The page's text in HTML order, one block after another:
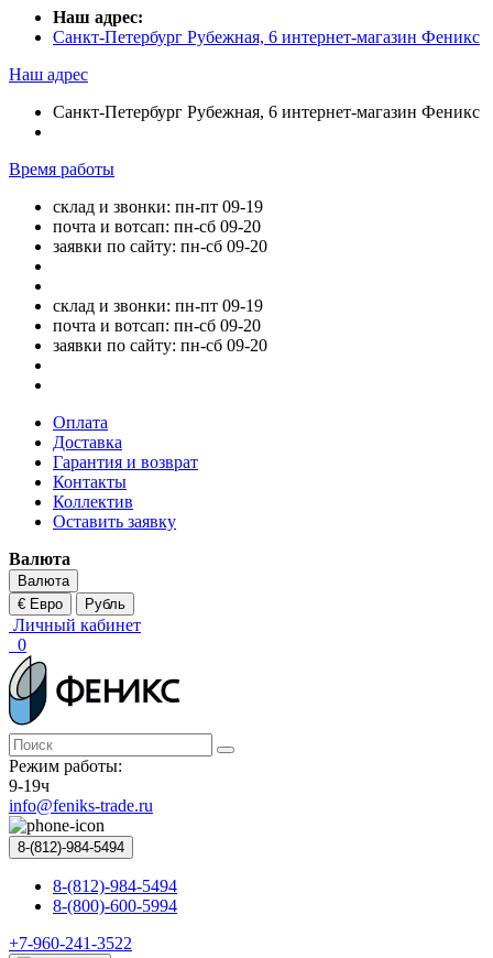
Наш адрес:
Санкт-Петербург Рубежная, 6 интернет-магазин Феникс
Наш адрес
Санкт-Петербург Рубежная, 6 интернет-магазин Феникс
Время работы
склад и звонки: пн-пт 09-19
почта и вотсап: пн-сб 09-20
заявки по сайту: пн-сб 09-20
склад и звонки: пн-пт 09-19
почта и вотсап: пн-сб 09-20
заявки по сайту: пн-сб 09-20
Оплата
Доставка
Гарантия и возврат
Контакты
Коллектив
Оставить заявку
Валюта
Валюта
€ Евро
Рубль
Личный кабинет
0
Режим работы:
9-19ч
info@feniks-trade.ru
8-(812)-984-5494
8-(812)-984-5494
8-(800)-600-5994
+7-960-241-3522